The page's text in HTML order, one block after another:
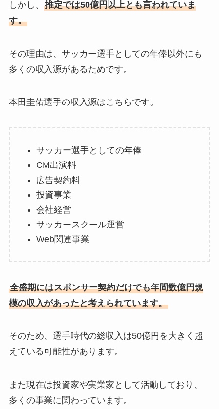
しかし、 推定では50億円以上とも言われていま
す。
その理由は、サッカー選手としての年俸以外にも
多くの収入源があるためです。
本田圭佑選手の収入源はこちらです。
サッカー選手としての年俸
CM出演料
広告契約料
投資事業
会社経営
サッカースクール運営
Web関連事業
全盛期にはスポンサー契約だけでも年間数億円規
模の収入があったと考えられています。
そのため、選手時代の総収入は50億円を大きく超
えている可能性があります。
また現在は投資家や実業家として活動しており、
多くの事業に関わっています。